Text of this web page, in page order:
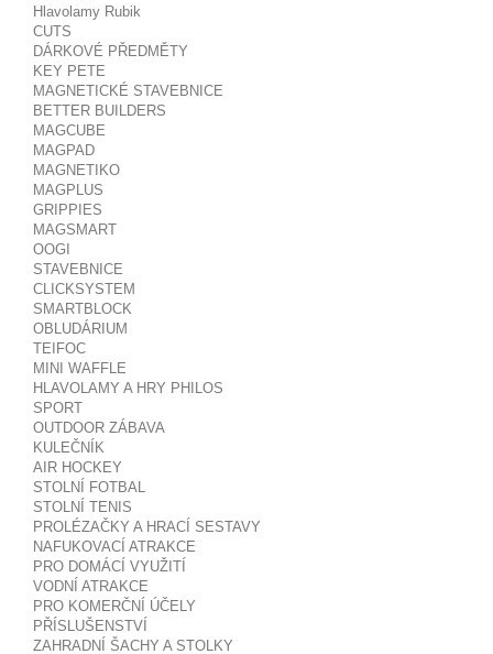
Hlavolamy Rubik
CUTS
DÁRKOVÉ PŘEDMĚTY
KEY PETE
MAGNETICKÉ STAVEBNICE
BETTER BUILDERS
MAGCUBE
MAGPAD
MAGNETIKO
MAGPLUS
GRIPPIES
MAGSMART
OOGI
STAVEBNICE
CLICKSYSTEM
SMARTBLOCK
OBLUDÁRIUM
TEIFOC
MINI WAFFLE
HLAVOLAMY A HRY PHILOS
SPORT
OUTDOOR ZÁBAVA
KULEČNÍK
AIR HOCKEY
STOLNÍ FOTBAL
STOLNÍ TENIS
PROLÉZAČKY A HRACÍ SESTAVY
NAFUKOVACÍ ATRAKCE
PRO DOMÁCÍ VYUŽITÍ
VODNÍ ATRAKCE
PRO KOMERČNÍ ÚČELY
PŘÍSLUŠENSTVÍ
ZAHRADNÍ ŠACHY A STOLKY